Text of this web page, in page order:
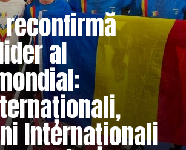
al
Internaționali